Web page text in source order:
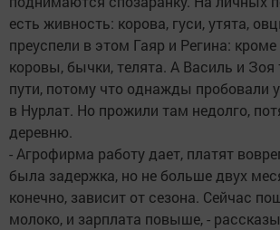
есть живность: корова, гуси, утята,
преуспели в этом Гаяр и Регина: кроме
коровы, бычки, телята. А Василь и Зоя
пути, потому что однажды пробовали
в Нурлат. Но прожили там недолго,
деревню.
- Агрофирма работу дает, платят
была задержка, но не больше двух
конечно, зависит от сезона. Сейчас
молоко, и зарплата повыше, -